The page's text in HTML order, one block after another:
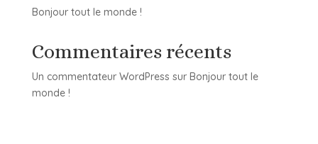
Bonjour tout le monde !
Commentaires récents
Un commentateur WordPress sur Bonjour tout le
monde !